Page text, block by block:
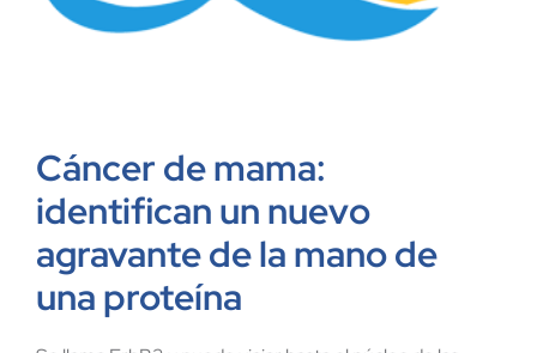
Cáncer de mama:
identifican un nuevo
agravante de la mano de
una proteína